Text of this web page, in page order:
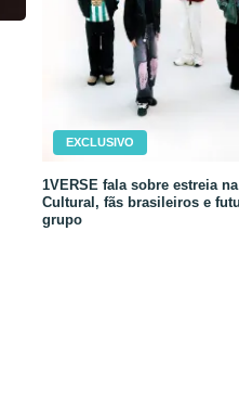
EXCLUSIVO
1VERSE fala sobre estreia
Cultural, fãs brasileiros e
grupo